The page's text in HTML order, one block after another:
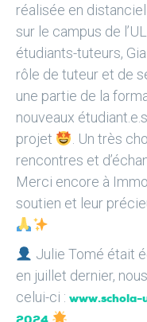
réalisée en distanciel
sur le campus de
étudiants-tuteurs,
rôle de tuteur et de
une partie de la
nouveaux
projet
. Un très
rencontres et
Merci encore à
soutien et leur
Julie Tomé était
en juillet dernier,
celui-ci :